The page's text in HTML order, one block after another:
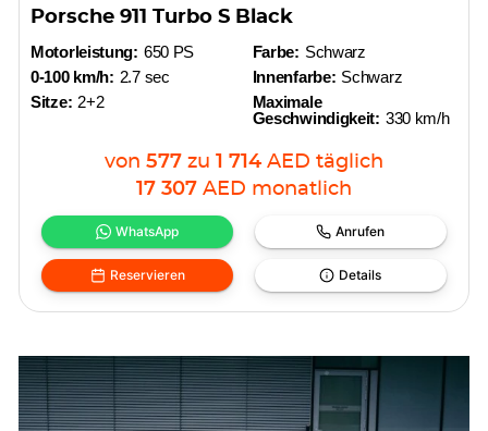
Porsche 911 Turbo S Black
Motorleistung: 650 PS
0-100 km/h: 2.7 sec
Sitze: 2+2
Farbe: Schwarz
Innenfarbe: Schwarz
Maximale
Geschwindigkeit: 330 km/h
von 577 zu 1 714 AED täglich
17 307 AED monatlich
WhatsApp Anrufen
Reservieren Details